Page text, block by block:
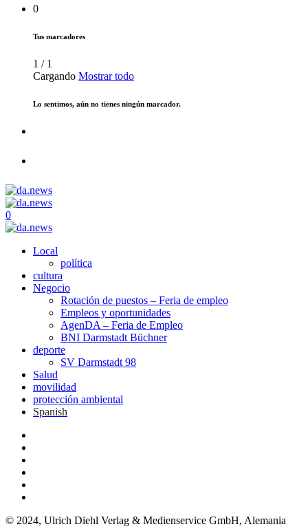
0
Tus marcadores
1 / 1
Cargando Mostrar todo
Lo sentimos, aún no tienes ningún marcador.
0
Local
política
cultura
Negocio
Rotación de puestos – Feria de empleo
Empleos y oportunidades
AgenDA – Feria de Empleo
BNI Darmstadt Büchner
deporte
SV Darmstadt 98
Salud
movilidad
protección ambiental
Spanish
© 2024, Ulrich Diehl Verlag & Medienservice GmbH, Alemania